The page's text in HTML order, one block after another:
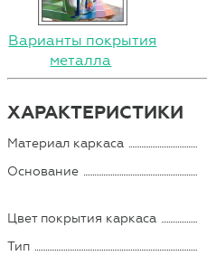
Варианты покрытия
металла
ХАРАКТЕРИСТИКИ
Материал каркаса
Основание
Цвет покрытия каркаса
Тип